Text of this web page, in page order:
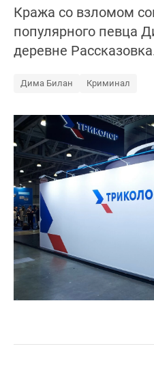
Кража со взломом
популярного певца
деревне
Дима Билан Криминал